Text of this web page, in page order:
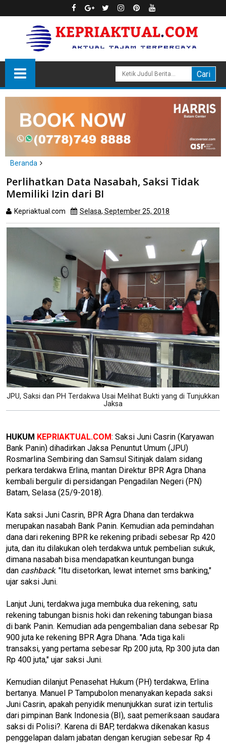
Beranda
headline
hukum
Perlihatkan Data Nasabah, Saksi Tidak Memiliki Izin dari BI
Perlihatkan Data Nasabah, Saksi Tidak
Memiliki Izin dari BI
Kepriaktual.com Selasa, September 25, 2018
JPU, Saksi dan PH Terdakwa Usai Melihat Bukti yang di Tunjukkan
Jaksa
HUKUM KEPRIAKTUAL.COM: Saksi Juni Casrin (Karyawan
Bank Panin) dihadirkan Jaksa Penuntut Umum (JPU)
Rosmarlina Sembiring dan Samsul Sitinjak dalam sidang
perkara terdakwa Erlina, mantan Direktur BPR Agra Dhana
kembali bergulir di persidangan Pengadilan Negeri (PN)
Batam, Selasa (25/9-2018).
Kata saksi Juni Casrin, BPR Agra Dhana dan terdakwa
merupakan nasabah Bank Panin. Kemudian ada pemindahan
dana dari rekening BPR ke rekening pribadi sebesar Rp 420
juta, dan itu dilakukan oleh terdakwa untuk pembelian sukuk,
dimana nasabah bisa mendapatkan keuntungan bunga
dan cashback. "Itu disetorkan, lewat internet sms banking,"
ujar saksi Juni.
Lanjut Juni, terdakwa juga membuka dua rekening, satu
rekening tabungan bisnis hoki dan rekening tabungan biasa
di bank Panin. Kemudian ada pengembalian dana sebesar Rp
900 juta ke rekening BPR Agra Dhana. "Ada tiga kali
transaksi, yang pertama sebesar Rp 200 juta, Rp 300 juta dan
Rp 400 juta," ujar saksi Juni.
Kemudian dilanjut Penasehat Hukum (PH) terdakwa, Erlina
bertanya. Manuel P Tampubolon menanyakan kepada saksi
Juni Casrin, apakah penyidik menunjukkan surat izin tertulis
dari pimpinan Bank Indonesia (BI), saat pemeriksaan saudara
saksi di Polisi?. Karena di BAP, terdakwa dikenakan kasus
penggelapan dalam jabatan dengan kerugian sebesar Rp 4